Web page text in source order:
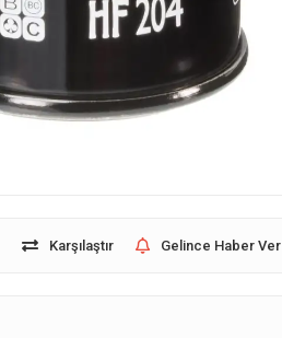
Karşılaştır Gelince Haber Ver